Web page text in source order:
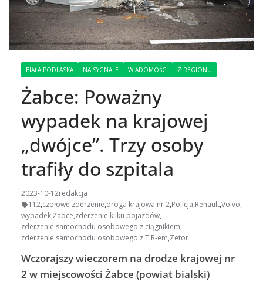
BIAŁA PODLASKA NA SYGNALE WIADOMOŚCI Z REGIONU
Żabce: Poważny
wypadek na krajowej
„dwójce”. Trzy osoby
trafiły do szpitala
2023-10-12redakcja
112,czołowe zderzenie,droga krajowa nr 2,Policja,Renault,Volvo,
wypadek,Żabce,zderzenie kilku pojazdów,
zderzenie samochodu osobowego z ciągnikiem,
zderzenie samochodu osobowego z TIR-em,Zetor
Wczorajszy wieczorem na drodze krajowej nr
2 w miejscowości Żabce (powiat bialski)